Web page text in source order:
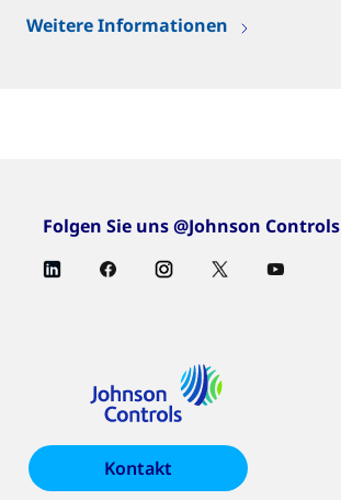
Weitere Informationen
Folgen Sie uns @Johnson Controls
Kontakt